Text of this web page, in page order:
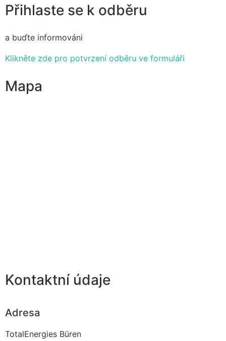
Přihlaste se k odběru
a buďte informováni
Klikněte zde pro potvrzení odběru ve formuláři
Mapa
Kontaktní údaje
Adresa
TotalEnergies Büren